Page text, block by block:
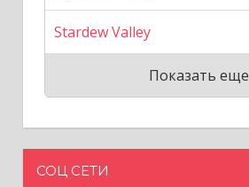
Stardew Valley
Показать еще
СОЦ СЕТИ